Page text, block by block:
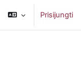
Prisijungti